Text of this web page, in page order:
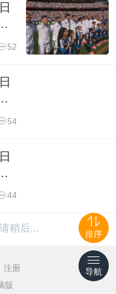
52
54
44
稍后...
注册
版
排序
导航